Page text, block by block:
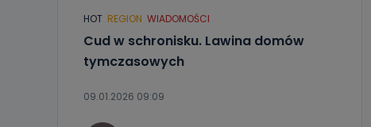
HOT REGION WIADOMOŚCI
Cud w schronisku. Lawina domów
tymczasowych
09.01.2026 09:09